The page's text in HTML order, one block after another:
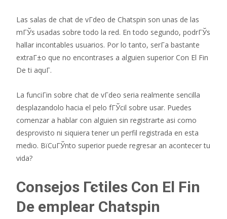
Las salas de chat de vГ­deo de Chatspin son unas de las
mГЎs usadas sobre todo la red. En todo segundo, podrГЎs
hallar incontables usuarios. Por lo tanto, serГ­a bastante
extraГ±o que no encontrases a alguien superior Con El Fin
De ti aquГ­.
La funciГіn sobre chat de vГ­deo seri­a realmente sencilla
desplazandolo hacia el pelo fГЎcil sobre usar. Puedes
comenzar a hablar con alguien sin registrarte asi­ como
desprovisto ni siquiera tener un perfil registrada en esta
medio. ВїCuГЎnto superior puede regresar an acontecer tu
vida?
Consejos Гєtiles Con El Fin
De emplear Chatspin